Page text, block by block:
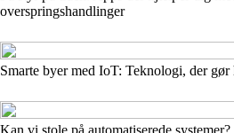
overspringshandlinger
Smarte byer med IoT: Teknologi, der
Kan vi stole på automatiserede